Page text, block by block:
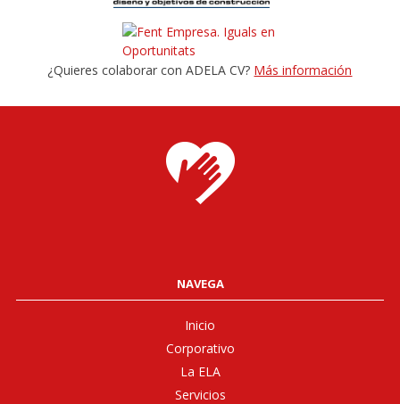
¿Quieres colaborar con ADELA CV? Más información
NAVEGA
Inicio
Corporativo
La ELA
Servicios